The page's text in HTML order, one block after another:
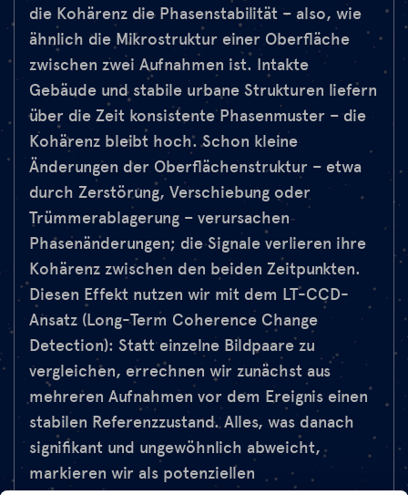
die Kohärenz die Phasenstabilität – also, wie
ähnlich die Mikrostruktur einer Oberfläche
zwischen zwei Aufnahmen ist. Intakte
Gebäude und stabile urbane Strukturen liefern
über die Zeit konsistente Phasenmuster – die
Kohärenz bleibt hoch. Schon kleine
Änderungen der Oberflächenstruktur – etwa
durch Zerstörung, Verschiebung oder
Trümmerablagerung – verursachen
Phasenänderungen; die Signale verlieren ihre
Kohärenz zwischen den beiden Zeitpunkten.
Diesen Effekt nutzen wir mit dem LT-CCD-
Ansatz (Long-Term Coherence Change
Detection): Statt einzelne Bildpaare zu
vergleichen, errechnen wir zunächst aus
mehreren Aufnahmen vor dem Ereignis einen
stabilen Referenzzustand. Alles, was danach
signifikant und ungewöhnlich abweicht,
markieren wir als potenziellen